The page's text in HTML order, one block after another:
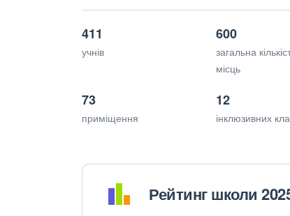
411
учнів
600
загальна
місць
73
приміщення
12
інклюзивних
Рейтинг школи